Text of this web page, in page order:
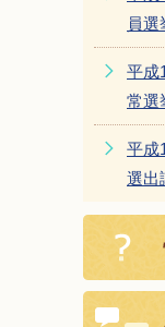
員選
平成
常選
平成
選出